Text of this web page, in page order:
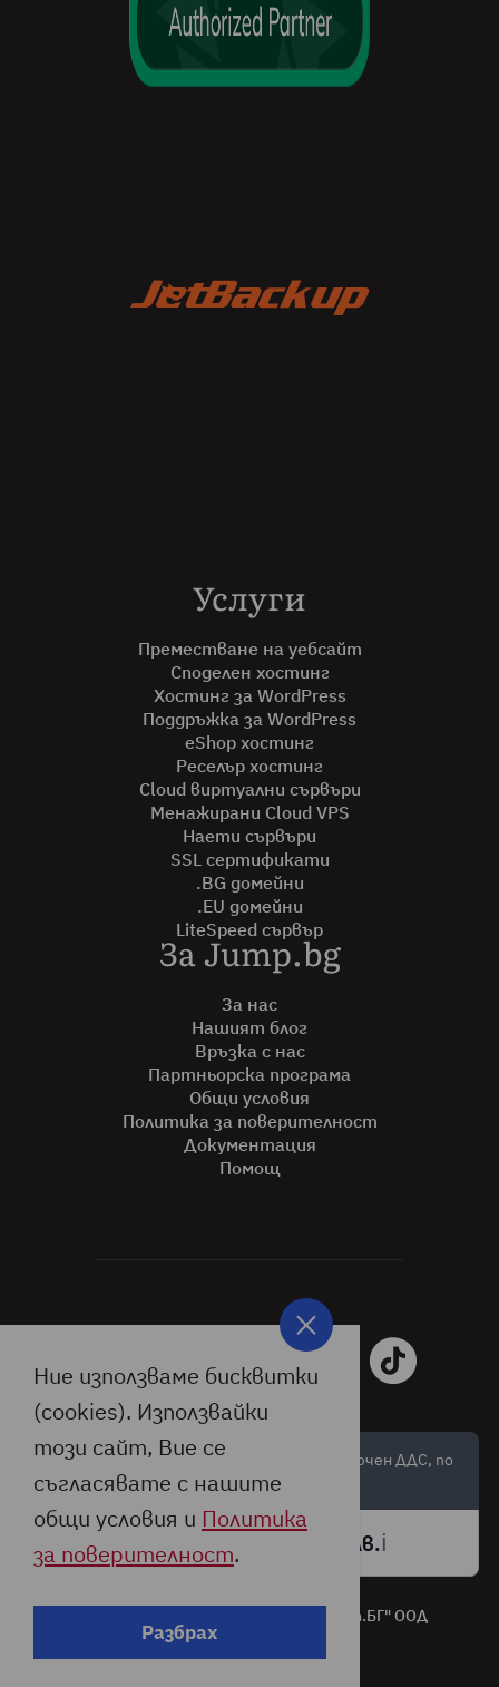
Услуги
Преместване на уебсайт
Споделен хостинг
Хостинг за WordPress
Поддръжка за WordPress
eShop хостинг
Реселър хостинг
Cloud виртуални сървъри
Менажирани Cloud VPS
Наети сървъри
SSL сертификати
.BG домейни
.EU домейни
LiteSpeed сървър
За Jump.bg
За нас
Нашият блог
Връзка с нас
Партньорска програма
Общи условия
Политика за поверителност
Документация
Помощ
Цените са обозначени в лева и евро, с включен ДДС, по
валутен курс:
🇪🇺 🇧🇬 1,95583 лв.ℹ️
Всички права запазени © 2026 "Джъмп.БГ" ООД
Дизайн от: Студио X
Ние използваме бисквитки
(cookies). Използвайки
този сайт, Вие се
съгласявате с нашите
общи условия и Политика
за поверителност.
Разбрах